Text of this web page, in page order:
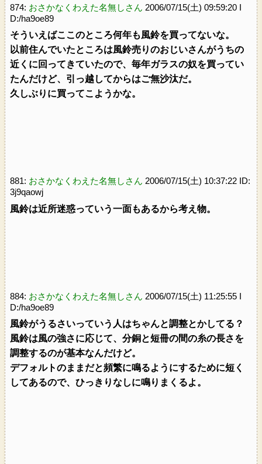
874: おさかなくわえた名無しさん 2006/07/15(土) 09:59:20 I
D:/ha9oe89
そういえばここのところ何年も風鈴を買ってないな。
以前住んでいたところは風鈴売りのおじいさんがうちの
近くに回ってきていたので、毎年ガラスの奴を買ってい
たんだけど、引っ越してからはご無沙汰だ。
久しぶりに買ってこようかな。
881: おさかなくわえた名無しさん 2006/07/15(土) 10:37:22 ID:
3j9qaowj
風鈴は近所迷惑っていう一面もあるから考え物。
884: おさかなくわえた名無しさん 2006/07/15(土) 11:25:55 I
D:/ha9oe89
風鈴がうるさいっていう人はちゃんと調整とかしてる？
風鈴は風の強さに応じて、分銅と短冊の間の糸の長さを
調整するのが基本なんだけど。
デフォルトのままだと頻繁に鳴るようにするために短く
してあるので、ひっきりなしに鳴りまくるよ。